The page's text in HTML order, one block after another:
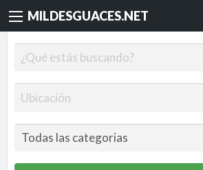
MILDESGUACES.NET